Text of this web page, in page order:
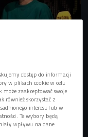
Czwórka
publikacją
Krytycy piszą
ją hasłem
przyznaje, że dziś
dostęp do informacji
w plikach cookie w celu
zaakceptować swoje
również skorzystać z
interesu lub w
Te wybory będą
wpływu na dane